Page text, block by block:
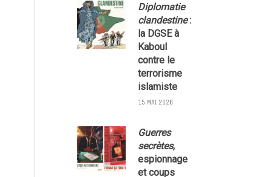
Diplomatie
clandestine:
la DGSE à
Kaboul
contre le
terrorisme
islamiste
15 MAI 2026
Guerres
secrètes,
espionnage
et coups